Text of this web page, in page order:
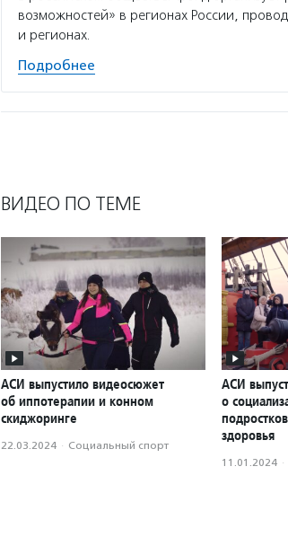
возможностей» в регионах России,
и регионах.
Подробнее
ВИДЕО ПО ТЕМЕ
АСИ выпустило видеосюжет
об иппотерапии и конном
скиджоринге
22.03.2024 · Социальный спорт
АСИ
о
здоровья
11.01.2024 ·